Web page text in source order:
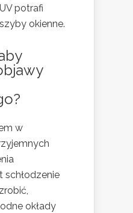
potrafi
okienne.
w
schłodzenie
okłady